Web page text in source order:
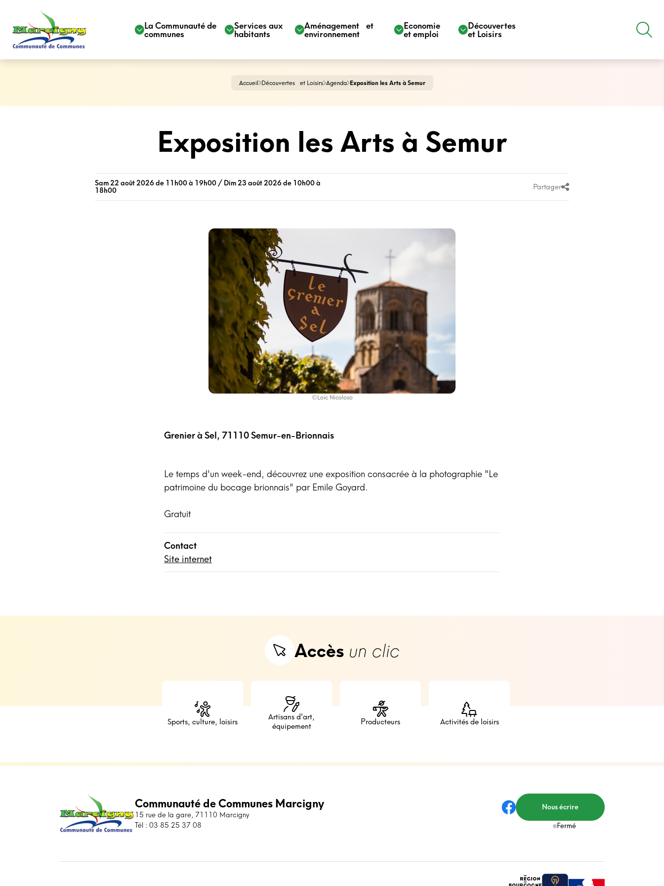
La Communauté de
communes
Services aux
habitants
Aménagement et
environnement
Economie
et emploi
Découvertes
et Loisirs
Accueil Découvertes et Loisirs Agenda Exposition les Arts à Semur
Exposition les Arts à Semur
Sam 22 août 2026 de 11h00 à 19h00 / Dim 23 août 2026 de 10h00 à
18h00
Partager
©Loic Nicoloso
Grenier à Sel, 71110 Semur-en-Brionnais
Le temps d'un week-end, découvrez une exposition consacrée à la photographie "Le
patrimoine du bocage brionnais" par Emile Goyard.
Gratuit
Contact
Site internet
Accès un clic
Sports, culture, loisirs
Artisans d'art,
équipement
Producteurs Activités de loisirs
Communauté de Communes Marcigny
15 rue de la gare, 71110 Marcigny
Tél : 03 85 25 37 08
Nous écrire
Fermé